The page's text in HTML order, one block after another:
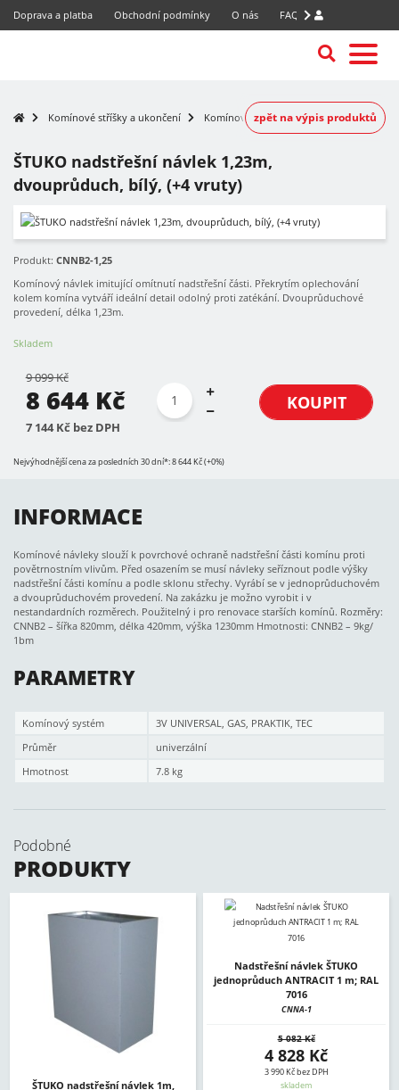
Doprava a platba Obchodní podmínky O nás FAQ
Komínové stříšky a ukončení Komínové návlekyzpět na výpis produktů
ŠTUKO nadstřešní návlek 1,23m,
dvouprůduch, bílý, (+4 vruty)
-5%
Produkt: CNNB2-1,25
Komínový návlek imitující omítnutí nadstřešní části. Překrytím oplechování
kolem komína vytváří ideální detail odolný proti zatékání. Dvouprůduchové
provedení, délka 1,23m.
Skladem
9 099 Kč
8 644 Kč
7 144 Kč bez DPH
KOUPIT
Nejvýhodnější cena za posledních 30 dní*: 8 644 Kč (+0%)
INFORMACE
Komínové návleky slouží k povrchové ochraně nadstřešní části komínu proti
povětrnostním vlivům. Před osazením se musí návleky seříznout podle výšky
nadstřešní části komínu a podle sklonu střechy. Vyrábí se v jednoprůduchovém
a dvouprůduchovém provedení. Na zakázku je možno vyrobit i v
nestandardních rozměrech. Použitelný i pro renovace starších komínů. Rozměry:
CNNB2 – šířka 820mm, délka 420mm, výška 1230mm Hmotnosti: CNNB2 – 9kg/
1bm
PARAMETRY
Komínový systém
3V UNIVERSAL, GAS, PRAKTIK, TEC
Průměr
univerzální
Hmotnost
7.8 kg
Podobné
PRODUKTY
ŠTUKO nadstřešní návlek 1m,
Nadstřešní návlek ŠTUKO
jednoprůduch ANTRACIT 1 m; RAL
7016
CNNA-1
5 082 Kč
4 828 Kč
3 990 Kč bez DPH
skladem